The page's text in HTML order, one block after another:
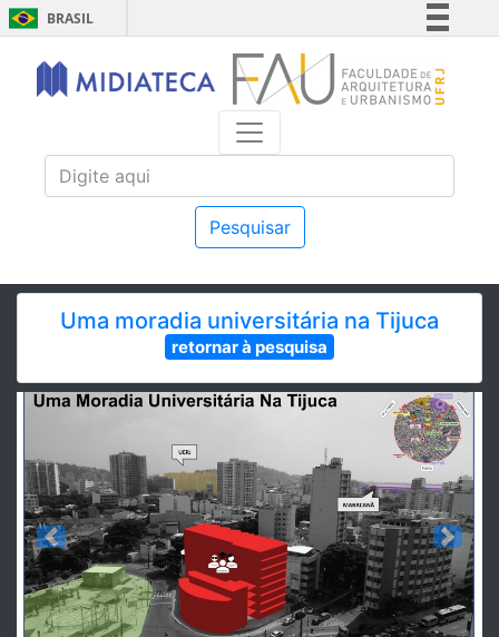
BRASIL
Simplifique!
Comunica BR
Acesso à informação
Pesquisar
Uma moradia universitária na Tijuca
retornar à pesquisa
Previous Next